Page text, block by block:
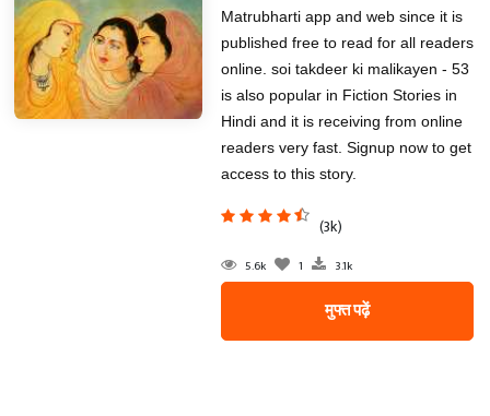
Matrubharti app and web since it is
published free to read for all readers
online. soi takdeer ki malikayen - 53
is also popular in Fiction Stories in
Hindi and it is receiving from online
readers very fast. Signup now to get
access to this story.
(3k)
5.6k 1 3.1k
मुफ्त पढ़ें